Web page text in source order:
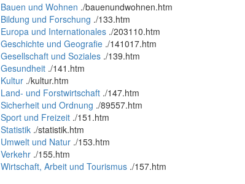
Bauen und Wohnen ./bauenundwohnen.htm
Bildung und Forschung ./133.htm
Europa und Internationales ./203110.htm
Geschichte und Geografie ./141017.htm
Gesellschaft und Soziales ./139.htm
Gesundheit ./141.htm
Kultur ./kultur.htm
Land- und Forstwirtschaft ./147.htm
Sicherheit und Ordnung ./89557.htm
Sport und Freizeit ./151.htm
Statistik ./statistik.htm
Umwelt und Natur ./153.htm
Verkehr ./155.htm
Wirtschaft, Arbeit und Tourismus ./157.htm